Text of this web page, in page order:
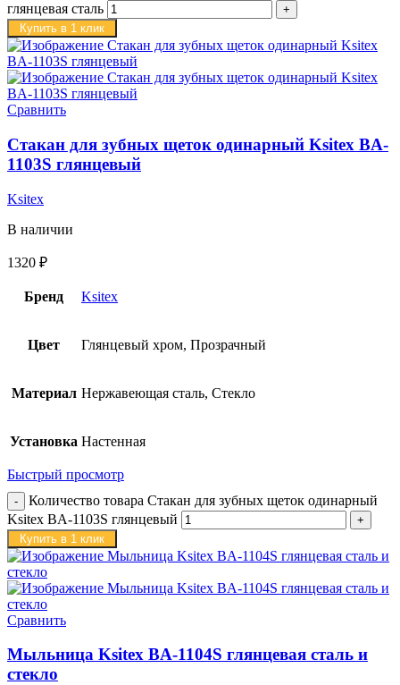
глянцевая сталь
Купить в 1 клик
Сравнить
Стакан для зубных щеток одинарный Ksitex BA-
1103S глянцевый
Ksitex
В наличии
1320 ₽
Бренд Ksitex
Цвет Глянцевый хром, Прозрачный
Материал Нержавеющая сталь, Стекло
Установка Настенная
Быстрый просмотр
Количество товара Стакан для зубных щеток одинарный
Ksitex BA-1103S глянцевый
Купить в 1 клик
Сравнить
Мыльница Ksitex BA-1104S глянцевая сталь и
стекло